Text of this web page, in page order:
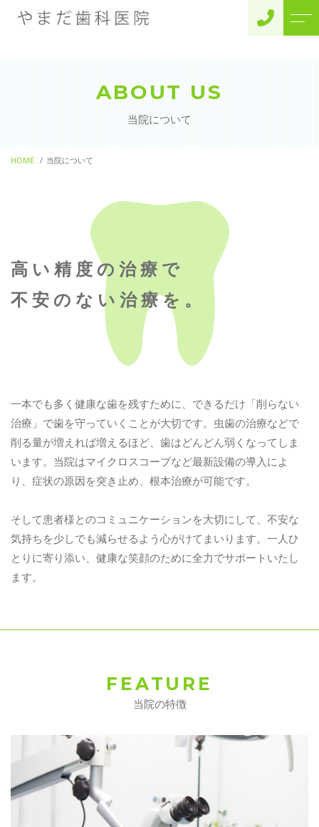
当院について
審美歯科
インプラント
よくある質問
お知らせ
ご予約・お問い合わせ
092-603-0118
メールでのご予約
RESERVE
ABOUT US
当院について
HOME 当院について
高い精度の治療で
不安のない治療を。
一本でも多く健康な歯を残すために、できるだけ「削らない
治療」で歯を守っていくことが大切です。虫歯の治療などで
削る量が増えれば増えるほど、歯はどんどん弱くなってしま
います。当院はマイクロスコープなど最新設備の導入によ
り、症状の原因を突き止め、根本治療が可能です。
そして患者様とのコミュニケーションを大切にして、不安な
気持ちを少しでも減らせるよう心がけてまいります。一人ひ
とりに寄り添い、健康な笑顔のために全力でサポートいたし
ます。
FEATURE
当院の特徴